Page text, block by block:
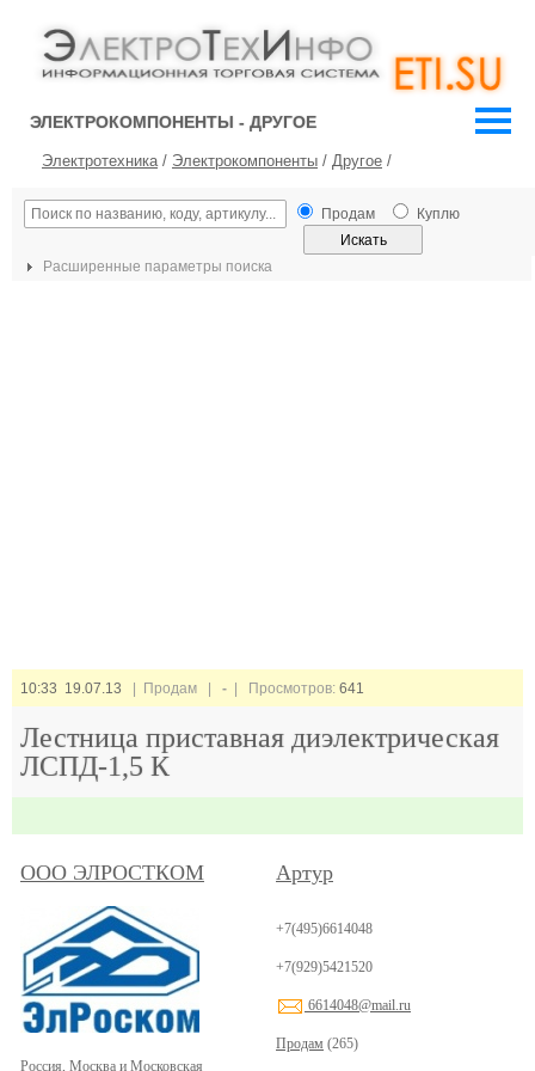
ЭЛЕКТРОКОМПОНЕНТЫ - ДРУГОЕ
Электротехника/ Электрокомпоненты / Другое /
Продам Куплю
Расширенные параметры поиска
10:33 19.07.13 | Продам | - | Просмотров: 641
Лестница приставная диэлектрическая
ЛСПД-1,5 К
ООО ЭЛРОСТКОМ
Россия, Москва и Московская
Артур
+7(495)6614048
+7(929)5421520
6614048@mail.ru
Продам (265)